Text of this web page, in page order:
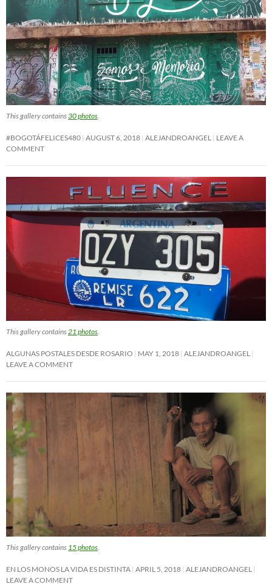
This gallery contains30 photos
#BOGOTÁFELICES480 AUGUST 6, 2018 ALEJANDROANGEL
LEAVE A
COMMENT
This gallery contains 21 photos
ALGUNAS POSTALES DESDE ROSARIO MAY 1, 2018 ALEJANDROANGEL
LEAVE A COMMENT
This gallery contains 15 photos
EN LOS MONOS LA VIDA ES DISTINTA APRIL 5, 2018 ALEJANDROANGEL
LEAVE A COMMENT